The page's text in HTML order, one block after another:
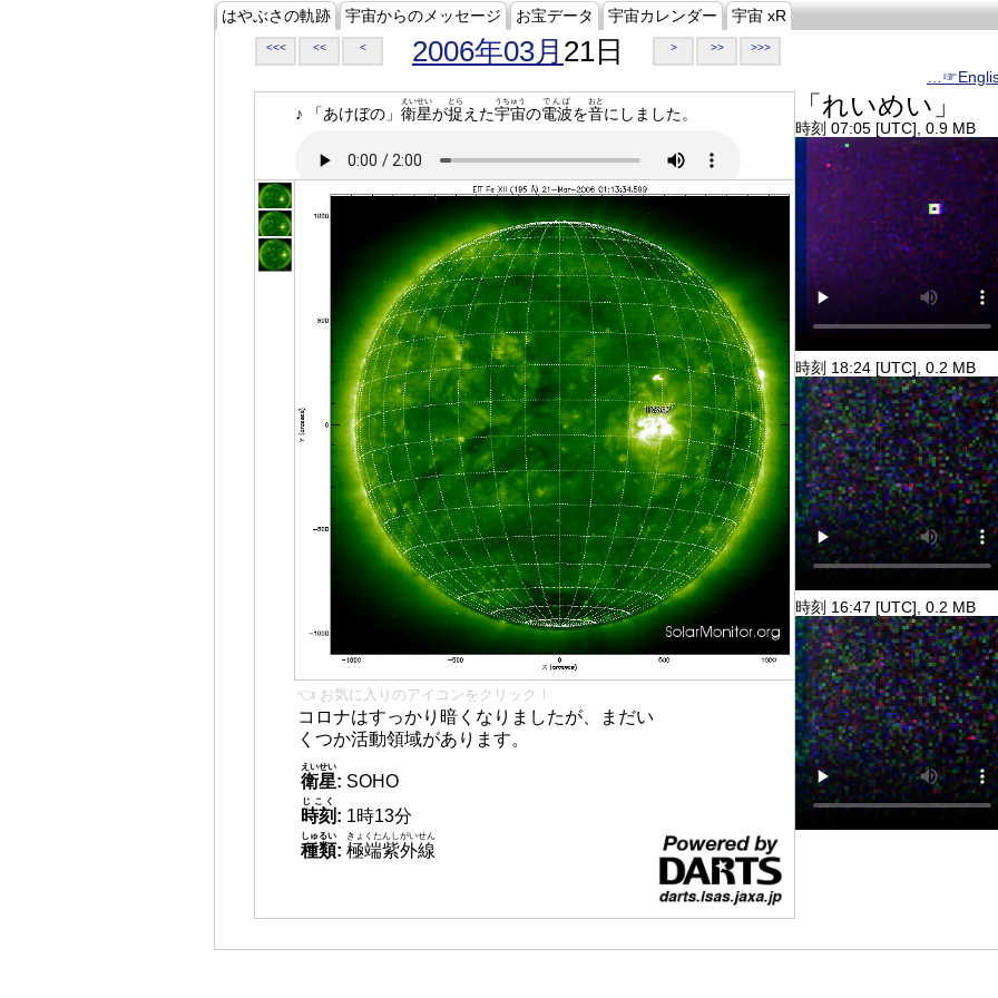
はやぶさの軌跡 宇宙からのメッセージ お宝データ 宇宙カレンダー 宇宙 xR
<<< << < 2006年03月 21日 > >> >>>
♪ 「あけぼの」 衛星
えいせい
が捉
とら
えた宇宙
うちゅう
の電波
でんぱ
を音
おと
にしました。
👈 お気に入りのアイコンをクリック！
コロナはすっかり暗くなりましたが、まだい
くつか活動領域があります。
衛星
えいせい
: SOHO
時刻
じこく
: 1時13分
種類
しゅるい
: 極端紫外線
きょくたんしがいせん
「れいめい」
時刻 07:05 [UTC], 0.9 MB
時刻 18:24 [UTC], 0.2 MB
時刻 16:47 [UTC], 0.2 MB